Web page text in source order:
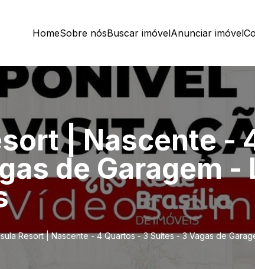
HomeSobre nósBuscar imóvelAnunciar imóvel
| Nascente -
de Garagem
Resort | Nascente - 4 Quartos - 3 Suítes - 3 Vagas de